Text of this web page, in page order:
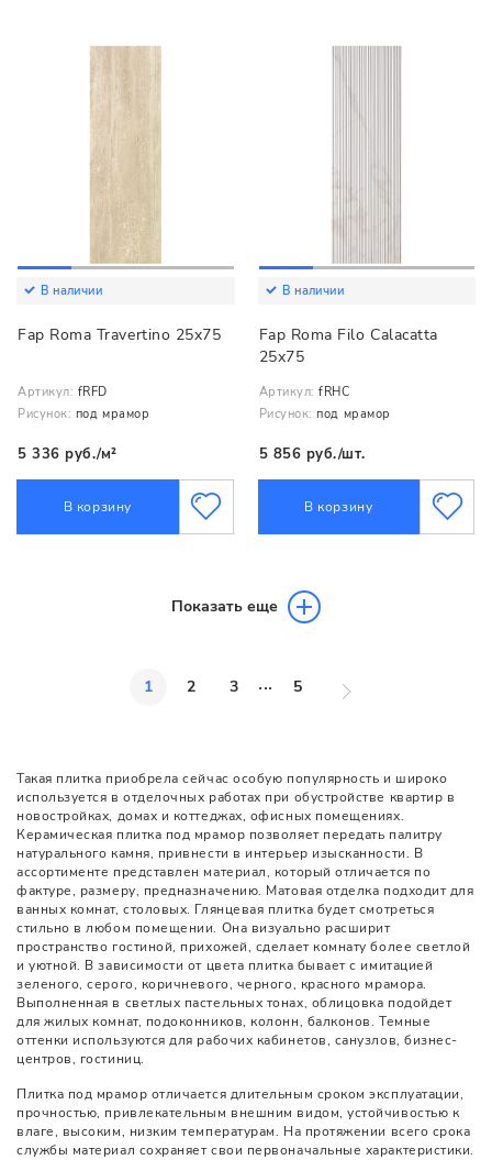
В наличии
Fap Roma Travertino 25x75
Артикул: fRFD
Рисунок: под мрамор
5 336 руб./м²
В корзину
В наличии
Fap Roma Filo Calacatta
25x75
Артикул: fRHC
Рисунок: под мрамор
5 856 руб./шт.
В корзину
Показать еще
1 2 3 ... 5
Такая плитка приобрела сейчас особую популярность и широко
используется в отделочных работах при обустройстве квартир в
новостройках, домах и коттеджах, офисных помещениях.
Керамическая плитка под мрамор позволяет передать палитру
натурального камня, привнести в интерьер изысканности. В
ассортименте представлен материал, который отличается по
фактуре, размеру, предназначению. Матовая отделка подходит для
ванных комнат, столовых. Глянцевая плитка будет смотреться
стильно в любом помещении. Она визуально расширит
пространство гостиной, прихожей, сделает комнату более светлой
и уютной. В зависимости от цвета плитка бывает с имитацией
зеленого, серого, коричневого, черного, красного мрамора.
Выполненная в светлых пастельных тонах, облицовка подойдет
для жилых комнат, подоконников, колонн, балконов. Темные
оттенки используются для рабочих кабинетов, санузлов, бизнес-
центров, гостиниц.
Плитка под мрамор отличается длительным сроком эксплуатации,
прочностью, привлекательным внешним видом, устойчивостью к
влаге, высоким, низким температурам. На протяжении всего срока
службы материал сохраняет свои первоначальные характеристики.